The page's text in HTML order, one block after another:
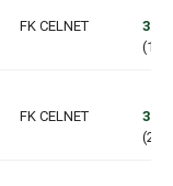
FK CELNET
3:1
(1:1,
FK CELNET
3:0
(2:0,